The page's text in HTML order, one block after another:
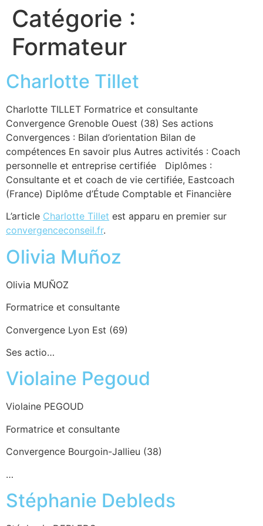
Catégorie :
Formateur
Charlotte Tillet
Charlotte TILLET Formatrice et consultante
Convergence Grenoble Ouest (38) Ses actions
Convergences : Bilan d’orientation Bilan de
compétences En savoir plus Autres activités : Coach
personnelle et entreprise certifiée Diplômes :
Consultante et et coach de vie certifiée, Eastcoach
(France) Diplôme d’Étude Comptable et Financière
L’article Charlotte Tillet est apparu en premier sur
convergenceconseil.fr.
Olivia Muñoz
Olivia MUÑOZ
Formatrice et consultante
Convergence Lyon Est (69)
Ses actio…
Violaine Pegoud
Violaine PEGOUD
Formatrice et consultante
Convergence Bourgoin-Jallieu (38)
…
Stéphanie Debleds